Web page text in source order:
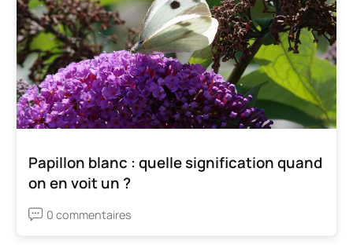
Papillon blanc : quelle signification quand
on en voit un ?
0 commentaires